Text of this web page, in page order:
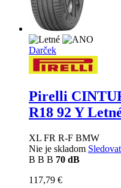
Darček
Pirelli
R18 92 Y
XL FR R-F BMW
Nie je skladom
B B B 70 dB
117,79 €